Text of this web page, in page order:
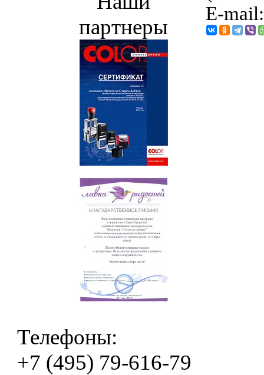
партнеры
E-
Телефоны:
+7 (495) 79-616-79